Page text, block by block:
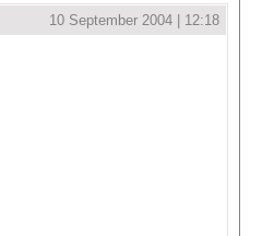
10 September 2004 | 12:18